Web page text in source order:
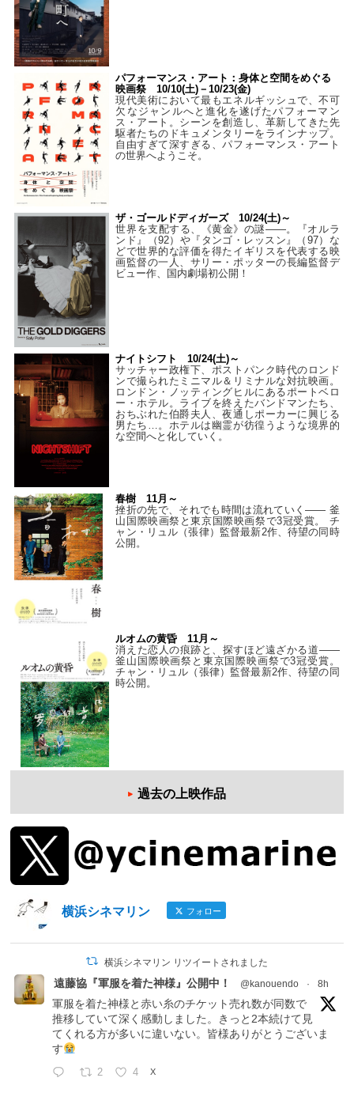
パフォーマンス・アート：身体と空間をめぐる
映画祭 10/10(土)－10/23(金)
現代美術において最もエネルギッシュで、不可
欠なジャンルへと進化を遂げたパフォーマン
ス・アート。シーンを創造し、革新してきた先
駆者たちのドキュメンタリーをラインナップ。
自由すぎて深すぎる、パフォーマンス・アート
の世界へようこそ。
ザ・ゴールドディガーズ 10/24(土)～
世界を支配する、《黄金》の謎――。『オルラ
ンド』（92）や『タンゴ・レッスン』（97）な
どで世界的な評価を得たイギリスを代表する映
画監督の一人、サリー・ポッターの長編監督デ
ビュー作、国内劇場初公開！
ナイトシフト 10/24(土)～
サッチャー政権下、ポストパンク時代のロンド
ンで撮られたミニマル＆リミナルな対抗映画。
ロンドン・ノッティングヒルにあるポートベロ
ー・ホテル。ライブを終えたバンドマンたち、
おちぶれた伯爵夫人、夜通しポーカーに興じる
男たち…。ホテルは幽霊が彷徨うような境界的
な空間へと化していく。
春樹 11月～
挫折の先で、それでも時間は流れていく—— 釜
山国際映画祭と東京国際映画祭で3冠受賞。 チ
ャン・リュル（張律）監督最新2作、待望の同時
公開。
ルオムの黄昏 11月～
消えた恋人の痕跡と、探すほど遠ざかる道——
釜山国際映画祭と東京国際映画祭で3冠受賞。
チャン・リュル（張律）監督最新2作、待望の同
時公開。
過去の上映作品
横浜シネマリン フォロー
横浜シネマリン リツイートされました
遠藤協『軍服を着た神様』公開中！ @kanouendo · 8h
軍服を着た神様と赤い糸のチケット売れ数が同数で
推移していて深く感動しました。きっと2本続けて見
てくれる方が多いに違いない。皆様ありがとうございま
す
2 4 X